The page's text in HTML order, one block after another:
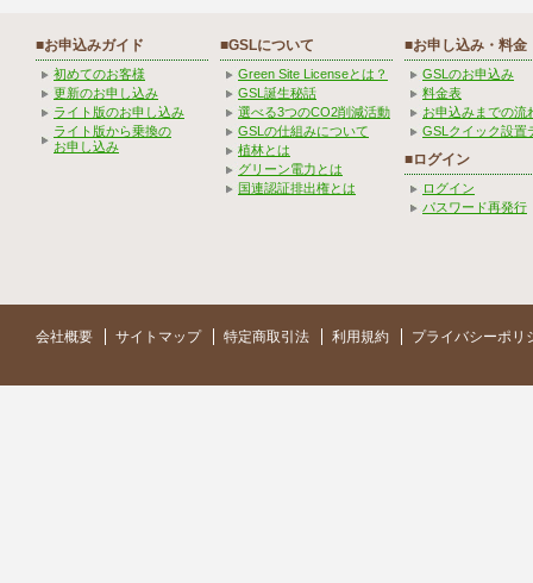
■お申込みガイド
初めてのお客様
更新のお申し込み
ライト版のお申し込み
ライト版から乗換の
お申し込み
■GSLについて
Green Site Licenseとは？
GSL誕生秘話
選べる3つのCO2削減活動
GSLの仕組みについて
植林とは
グリーン電力とは
国連認証排出権とは
■お申し込み・料金
GSLのお申込み
料金表
お申込みまでの流
GSLクイック設置
■ログイン
ログイン
パスワード再発行
会社概要 サイトマップ 特定商取引法 利用規約 プライバシーポリ